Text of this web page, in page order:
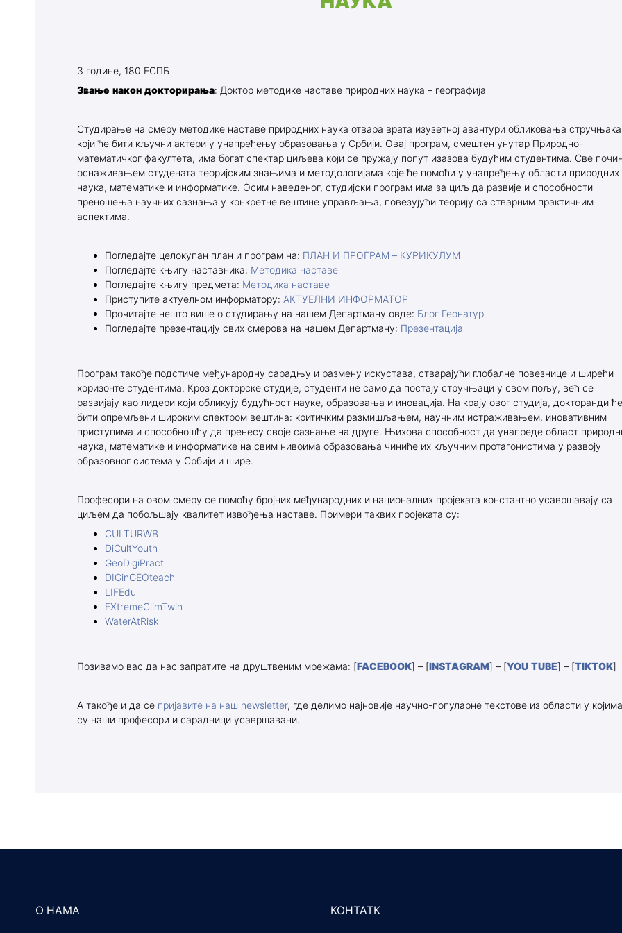
Издаваштво
Алумни
Контакти професора и
асистената
Материјали за студенте
Издаваштво
Теренска настава
Каталог библиотеке
Ерасмус размене
Блог Геонатур
Акредит. студијски програми
Претходни студијски
програми
Докторске академ. студије
3 године, 180 ЕСПБ
Звање након докторирања: Доктор методике наставе природних наука – географија
Студирање на смеру методике наставе природних наука отвара врата изузетној авантури обликовања стручњака
који ће бити кључни актери у унапређењу образовања у Србији. Овај програм, смештен унутар Природно-
математичког факултета, има богат спектар циљева који се пружају попут изазова будућим студентима. Све
оснаживањем студената теоријским знањима и методологијама које ће помоћи у унапређењу области природних
наука, математике и информатике. Осим наведеног, студијски програм има за циљ да развије и способности
преношења научних сазнања у конкретне вештине управљања, повезујући теорију са стварним практичним
аспектима.
Погледајте целокупан план и програм на: ПЛАН И ПРОГРАМ – КУРИКУЛУМ
Погледајте књигу наставника: Методика наставе
Погледајте књигу предмета: Методика наставе
Приступите актуелном информатору: АКТУЕЛНИ ИНФОРМАТОР
Прочитајте нешто више о студирању на нашем Департману овде: Блог Геонатур
Погледајте презентацију свих смерова на нашем Департману: Презентација
Програм такође подстиче међународну сарадњу и размену искустава, стварајући глобалне повезнице и ширећи
хоризонте студентима. Кроз докторске студије, студенти не само да постају стручњаци у свом пољу, већ се
развијају као лидери који обликују будућност науке, образовања и иновација. На крају овог студија, докторанди ће
бити опремљени широким спектром вештина: критичким размишљањем, научним истраживањем, иновативним
приступима и способношћу да пренесу своје сазнање на друге. Њихова способност да унапреде област
наука, математике и информатике на свим нивоима образовања чиниће их кључним протагонистима у развоју
образовног система у Србији и шире.
Професори на овом смеру се помоћу бројних међународних и националних пројеката константно усавршавају са
циљем да побољшају квалитет извођења наставе. Примери таквих пројеката су:
CULTURWB
DiCultYouth
GeoDigiPract
DIGinGEOteach
LIFEdu
EXtremeClimTwin
WaterAtRisk
Позивамо вас да нас запратите на друштвеним мрежама: [FACEBOOK] – [INSTAGRAM] – [YOU TUBE] – [TIKTOK]
А такође и да се пријавите на наш newsletter, где делимо најновије научно-популарне текстове из области у којима
су наши професори и сарадници усавршавани.
О НАМА КОНТАТК